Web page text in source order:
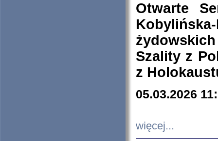
Otwarte
Szality z
z
05.03.2026
więcej...